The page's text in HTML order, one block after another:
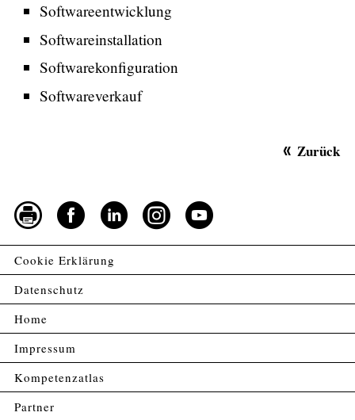
Softwareentwicklung
Softwareinstallation
Softwarekonfiguration
Softwareverkauf
Zurück
Cookie Erklärung
Datenschutz
Home
Impressum
Kompetenzatlas
Partner